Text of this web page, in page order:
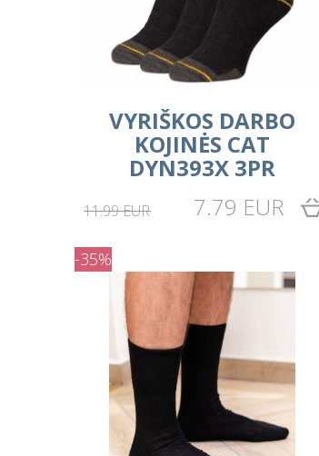
VYRIŠKOS DARBO
KOJINĖS CAT
DYN393X 3PR
11.99 EUR 7.79 EUR
-35%